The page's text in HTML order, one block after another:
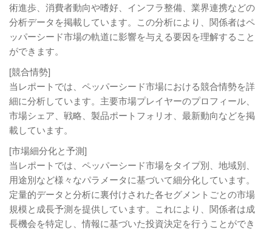
術進歩、消費者動向や嗜好、インフラ整備、業界連携などの
分析データを掲載しています。この分析により、関係者はペ
ッパーシード市場の軌道に影響を与える要因を理解すること
ができます。
[競合情勢]
当レポートでは、ペッパーシード市場における競合情勢を詳
細に分析しています。主要市場プレイヤーのプロフィール、
市場シェア、戦略、製品ポートフォリオ、最新動向などを掲
載しています。
[市場細分化と予測]
当レポートでは、ペッパーシード市場をタイプ別、地域別、
用途別など様々なパラメータに基づいて細分化しています。
定量的データと分析に裏付けされた各セグメントごとの市場
規模と成長予測を提供しています。これにより、関係者は成
長機会を特定し、情報に基づいた投資決定を行うことができ